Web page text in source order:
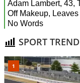
SPORT TREND